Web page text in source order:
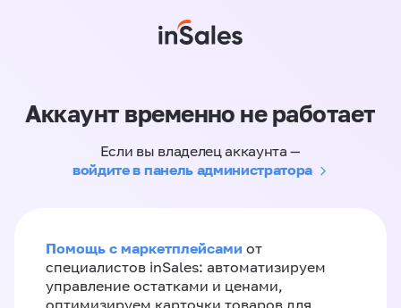
Аккаунт временно не работает
Если вы владелец аккаунта —
войдите в панель администратора
Помощь с маркетплейсами от
специалистов inSales: автоматизируем
управление остатками и ценами,
оптимизируем карточки товаров для